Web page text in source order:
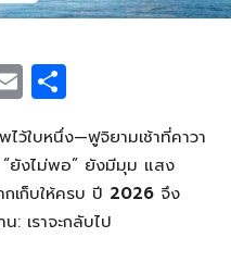
E
m
ailar
e
ใบหนึ่ง—ฟูจิยามเช้าที่คาวา
“ยังไม่พอ” ยังมีมุม แสง
เก็บให้ครบ ปี 2026 จึง
เราจะกลับไป